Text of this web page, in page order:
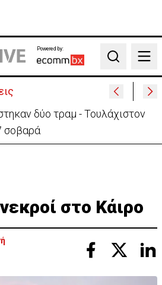
Powered by:
Search
δύο τραμ - Τουλάχιστον
σοβαρά
στο Κάιρο